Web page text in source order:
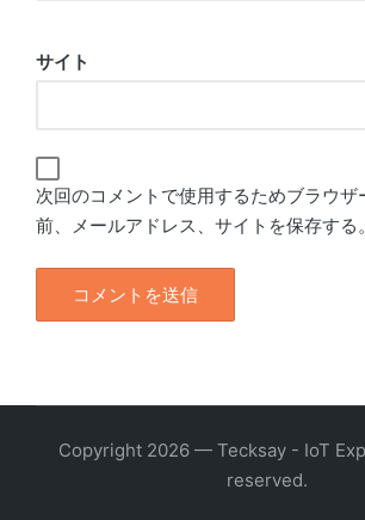
サイト
次回のコメントで使用するためブラウザ
前、メールアドレス、サイトを保存する。
Copyright 2026 — Tecksay - IoT
reserved.